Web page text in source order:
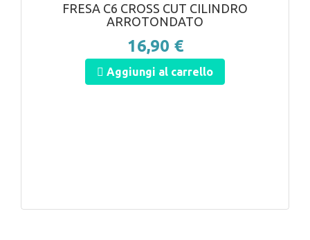
FRESA C6 CROSS CUT CILINDRO
ARROTONDATO
16,90 €
Aggiungi al carrello